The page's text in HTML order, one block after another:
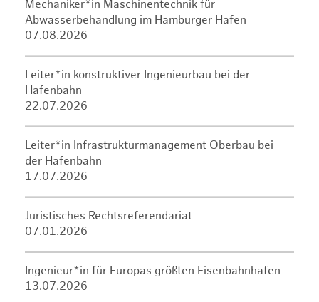
Mechaniker*in Maschinentechnik für
Abwasserbehandlung im Hamburger Hafen
07.08.2026
Leiter*in konstruktiver Ingenieurbau bei der
Hafenbahn
22.07.2026
Leiter*in Infrastrukturmanagement Oberbau bei
der Hafenbahn
17.07.2026
Juristisches Rechtsreferendariat
07.01.2026
Ingenieur*in für Europas größten Eisenbahnhafen
13.07.2026